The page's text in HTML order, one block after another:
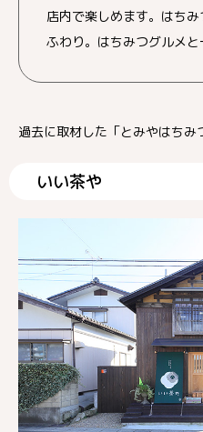
店内で楽しめます。はち
ふわり。はちみつグルメと
過去に取材した「とみやはちみ
いい茶や